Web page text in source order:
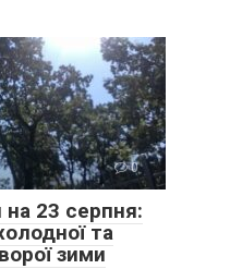
0
23 серпня:
та
зими